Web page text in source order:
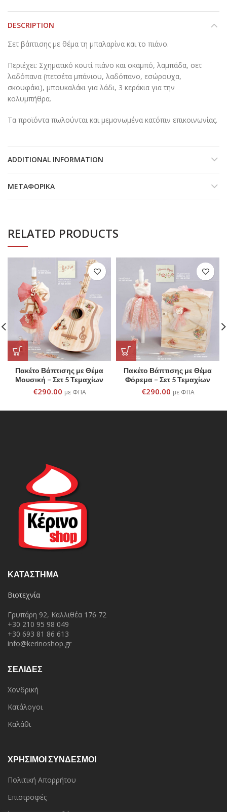
DESCRIPTION
Σετ βάπτισης με θέμα τη μπαλαρίνα και το πιάνο.
Περιέχει: Σχηματικό κουτί πιάνο και σκαμπό, λαμπάδα, σετ
λαδόπανα (πετσέτα μπάνιου, λαδόπανο, εσώρουχα,
σκουφάκι), μπουκαλάκι για λάδι, 3 κεράκια για την
κολυμπήθρα.
Τα προϊόντα πωλούνται και μεμονωμένα κατόπιν επικοινωνίας.
ADDITIONAL INFORMATION
ΜΕΤΑΦΟΡΙΚΆ
RELATED PRODUCTS
Πακέτο Βάπτισης με Θέμα
Μουσική – Σετ 5 Τεμαχίων
€290.00 με ΦΠΑ
Πακέτο Βάπτισης με Θέμα
Φόρεμα – Σετ 5 Τεμαχίων
€290.00 με ΦΠΑ
ΚΑΤΆΣΤΗΜΑ
Βιοτεχνία
Γρυπάρη 92, Καλλιθέα 176 72
+30 210 95 98 049
+30 693 81 86 613
info@kerinoshop.gr
ΣΕΛΙΔΕΣ
Χονδρική
Κατάλογοι
Καλάθι
ΧΡΗΣΙΜΟΙ ΣΥΝΔΕΣΜΟΙ
Πολιτική Απορρήτου
Επιστροφές